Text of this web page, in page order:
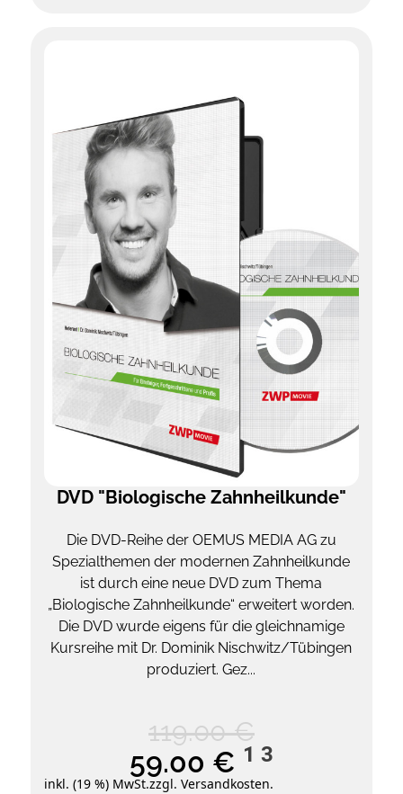
DVD "Biologische Zahnheilkunde"
Die DVD-Reihe der OEMUS MEDIA AG zu
Spezialthemen der modernen Zahnheilkunde
ist durch eine neue DVD zum Thema
„Biologische Zahnheilkunde“ erweitert worden.
Die DVD wurde eigens für die gleichnamige
Kursreihe mit Dr. Dominik Nischwitz/Tübingen
produziert. Gez...
119.00 €
59.00 € 1 3
inkl. (19 %) MwSt.zzgl. Versandkosten.